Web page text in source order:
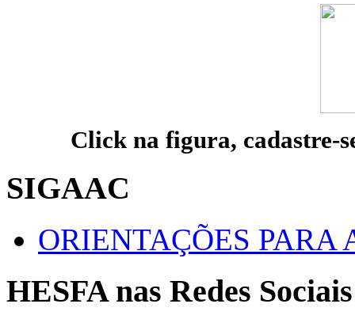
Click na figura, cadastre-
SIGAAC
ORIENTAÇÕES PARA
HESFA nas Redes Sociais